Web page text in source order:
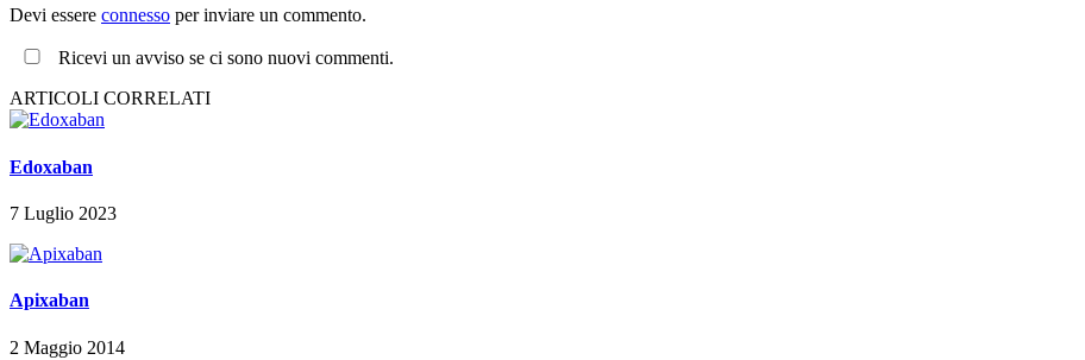
Devi essere connesso per inviare un commento.
Ricevi un avviso se ci sono nuovi commenti.
ARTICOLI CORRELATI
Edoxaban
7 Luglio 2023
Apixaban
2 Maggio 2014